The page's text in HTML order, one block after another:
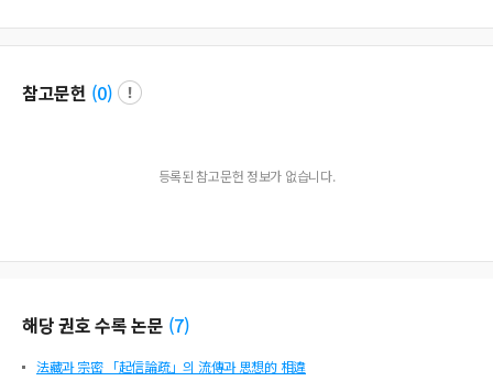
etation of Sanggyo.
참고문헌 (0)
등록된 참고문헌 정보가 없습니다.
해당 권호 수록 논문 (7)
法藏과 宗密 「起信論疏」의 流傳과 思想的 相違